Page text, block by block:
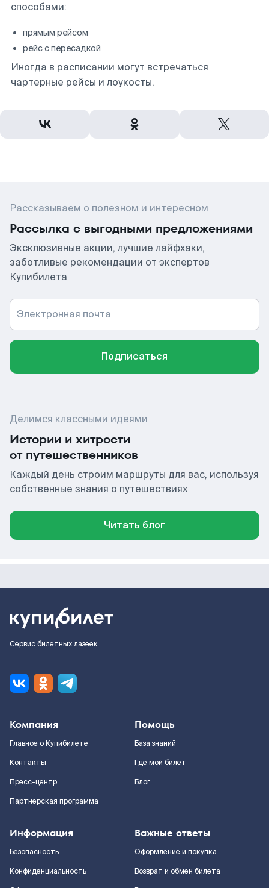
способами:
прямым рейсом
рейс с пересадкой
Иногда в расписании могут встречаться
чартерные рейсы и лоукосты.
Рассказываем о полезном и интересном
Рассылка с выгодными предложениями
Эксклюзивные акции, лучшие лайфхаки,
заботливые рекомендации от экспертов
Купибилета
Электронная почта
Подписаться
Делимся классными идеями
Истории и хитрости
от путешественников
Каждый день строим маршруты для вас, используя
собственные знания о путешествиях
Читать блог
Сервис билетных лазеек
Компания
Главное о Купибилете
Контакты
Пресс-центр
Партнерская программа
Помощь
База знаний
Где мой билет
Блог
Информация
Безопасность
Конфиденциальность
Важные ответы
Оформление и покупка
Возврат и обмен билета